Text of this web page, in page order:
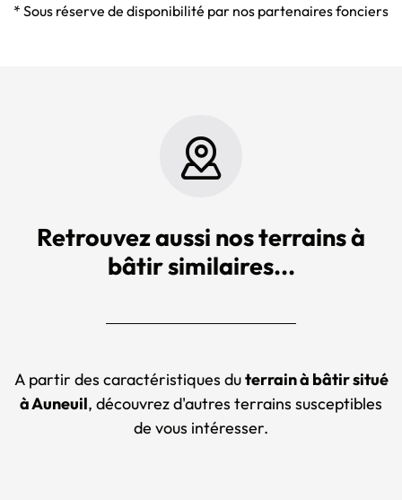
* Sous réserve de disponibilité par nos partenaires fonciers
Retrouvez aussi nos terrains à
bâtir similaires...
A partir des caractéristiques duterrain à bâtir situé
à Auneuil, découvrez d'autres terrains susceptibles
de vous intéresser.